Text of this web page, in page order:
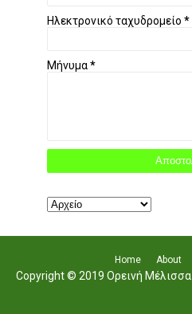
Ηλεκτρονικό ταχυδρομείο *
Μήνυμα*
Home About
Copyright © 2019 Ορεινή Μέλισσα